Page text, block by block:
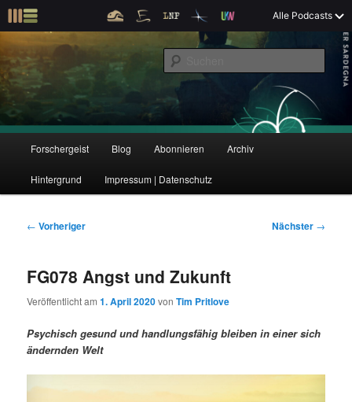
m
p
r
i
ä
Alle Podcasts
Forschergeist
Der Interview-Podcast zu Bildung und Forschung
u
e
p
Z
u
r
m
ä
Z
u
e
u
n
Forschergeist Blog Abonnieren Archiv
Hintergrund Impressum | Datenschutz
B
t
a
s
n
a
v
← Vorheriger Nächster →
FG078 Angst und Zukunft
Veröffentlicht am1. April 2020vonTim Pritlove
Psychisch gesund und handlungsfähig bleiben in einer sich
ändernden Welt